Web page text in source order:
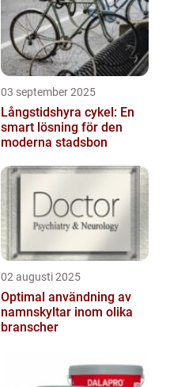
03 september 2025
Långstidshyra cykel: En
smart lösning för den
moderna stadsbon
02 augusti 2025
Optimal användning av
namnskyltar inom olika
branscher